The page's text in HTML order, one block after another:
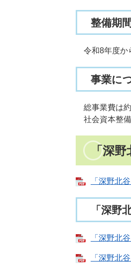
整備期間
令和8年度か
事業に
総事業費は約
社会資本整備
「深
「深野北
「深野
「深野北
「深野北